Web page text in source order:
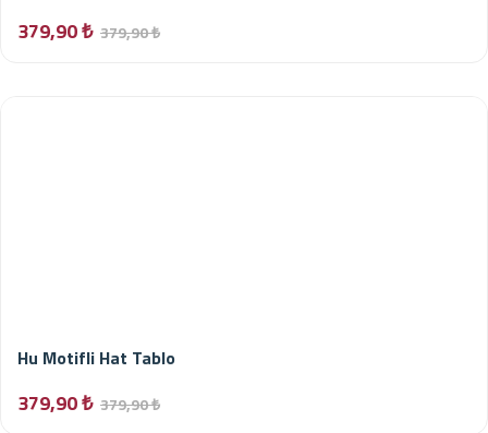
379,90 ₺ 379,90 ₺
Hu Motifli Hat Tablo
379,90 ₺ 379,90 ₺